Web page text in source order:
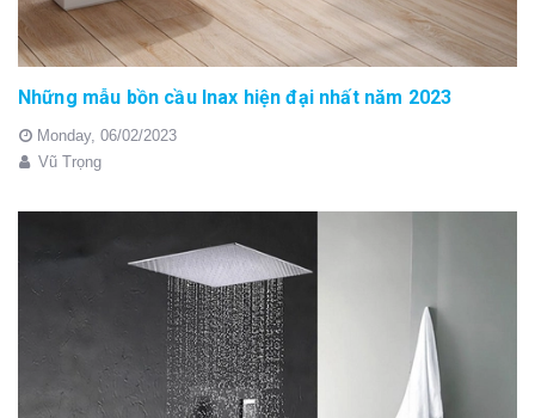
Những mẫu bồn cầu Inax hiện đại nhất năm 2023
Monday, 06/02/2023
Vũ Trọng